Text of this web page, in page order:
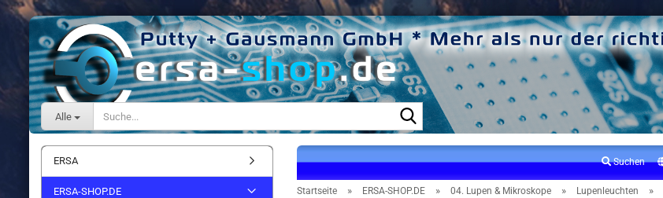
Alle
Suche...
Suchen
Startseite » ERSA-SHOP.DE » 04. Lupen & Mikroskope » Lupenleuchten »
ERSA
ERSA-SHOP.DE